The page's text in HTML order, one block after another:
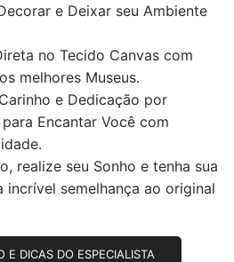
e Deixar seu Ambiente
no Tecido Canvas com
melhores Museus.
e Dedicação por
Encantar Você com
realize seu Sonho e tenha sua
incrível semelhança ao original
E DICAS DO ESPECIALISTA